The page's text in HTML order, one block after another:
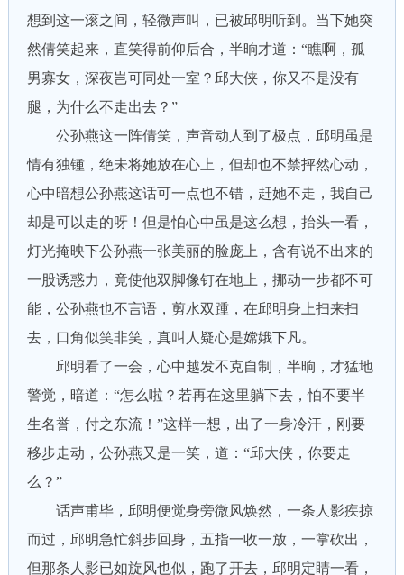
想到这一滚之间，轻微声叫，已被邱明听到。当下她突
然倩笑起来，直笑得前仰后合，半晌才道：“瞧啊，孤
男寡女，深夜岂可同处一室？邱大侠，你又不是没有
腿，为什么不走出去？”
公孙燕这一阵倩笑，声音动人到了极点，邱明虽是
情有独锺，绝未将她放在心上，但却也不禁抨然心动，
心中暗想公孙燕这话可一点也不错，赶她不走，我自己
却是可以走的呀！但是怕心中虽是这么想，抬头一看，
灯光掩映下公孙燕一张美丽的脸庞上，含有说不出来的
一股诱惑力，竟使他双脚像钉在地上，挪动一步都不可
能，公孙燕也不言语，剪水双踵，在邱明身上扫来扫
去，口角似笑非笑，真叫人疑心是嫦娥下凡。
邱明看了一会，心中越发不克自制，半晌，才猛地
警觉，暗道：“怎么啦？若再在这里躺下去，怕不要半
生名誉，付之东流！”这样一想，出了一身冷汗，刚要
移步走动，公孙燕又是一笑，道：“邱大侠，你要走
么？”
话声甫毕，邱明便觉身旁微风焕然，一条人影疾掠
而过，邱明急忙斜步回身，五指一收一放，一掌砍出，
但那条人影已如旋风也似，跑了开去，邱明定睛一看，